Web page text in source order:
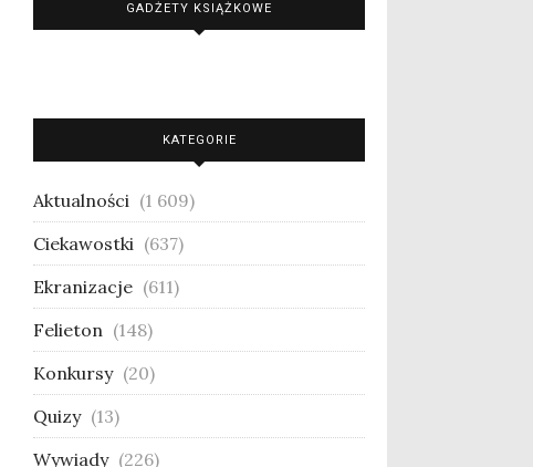
GADŻETY KSIĄŻKOWE
KATEGORIE
Aktualności (1 609)
Ciekawostki (637)
Ekranizacje (611)
Felieton (148)
Konkursy (20)
Quizy (13)
Wywiady (226)